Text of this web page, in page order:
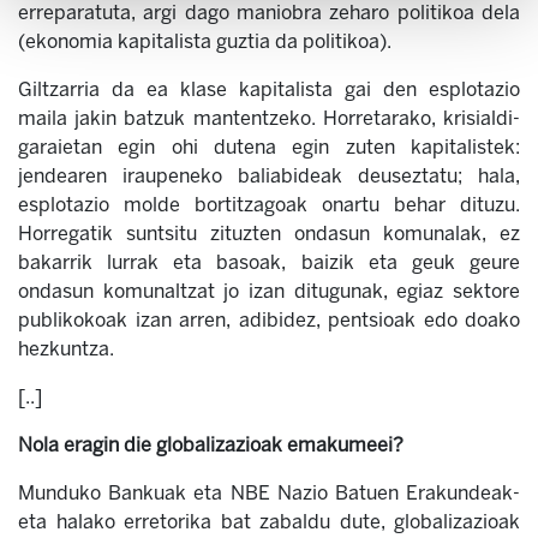
erreparatuta, argi dago maniobra zeharo politikoa dela
(ekonomia kapitalista guztia da politikoa).
Giltzarria da ea klase kapitalista gai den esplotazio
maila jakin batzuk mantentzeko. Horretarako, krisialdi-
garaietan egin ohi dutena egin zuten kapitalistek:
jendearen iraupeneko baliabideak deuseztatu; hala,
esplotazio molde bortitzagoak onartu behar dituzu.
Horregatik suntsitu zituzten ondasun komunalak, ez
bakarrik lurrak eta basoak, baizik eta geuk geure
ondasun komunaltzat jo izan ditugunak, egiaz sektore
publikokoak izan arren, adibidez, pentsioak edo doako
hezkuntza.
[..]
Nola eragin die globalizazioak emakumeei?
Munduko Bankuak eta NBE Nazio Batuen Erakundeak-
eta halako erretorika bat zabaldu dute, globalizazioak